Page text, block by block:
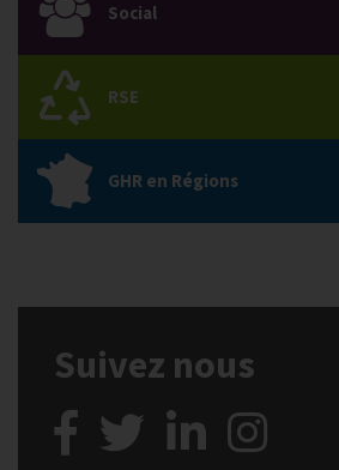
Social
RSE
GHR en Régions
Suivez nous